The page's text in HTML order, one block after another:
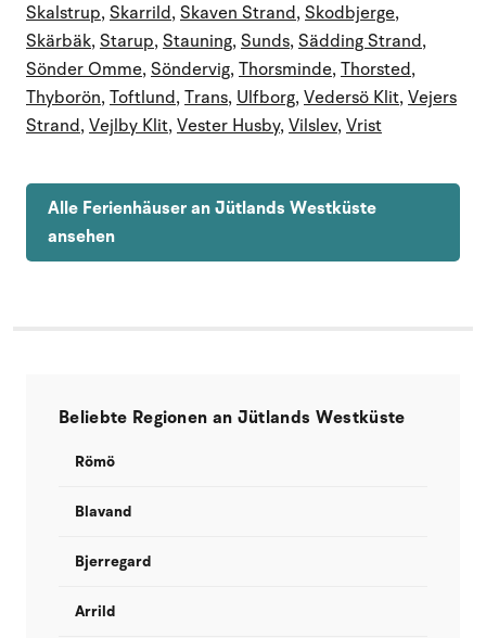
Skalstrup,Skarrild,Skaven Strand,Skodbjerge,
Skärbäk,Starup,Stauning,Sunds,Sädding Strand,
Sönder Omme,Söndervig,Thorsminde,Thorsted,
Thyborön,Toftlund,Trans, Ulfborg,Vedersö Klit,Vejers
Strand,Vejlby Klit,Vester Husby,Vilslev,Vrist
Alle Ferienhäuser an Jütlands Westküste
ansehen
Beliebte Regionen an Jütlands Westküste
Römö
Blavand
Bjerregard
Arrild